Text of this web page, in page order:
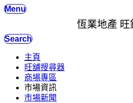
Menu
恆業地產 旺
Search
主頁
旺舖搜尋器
商場專區
市場資訊
市場新聞